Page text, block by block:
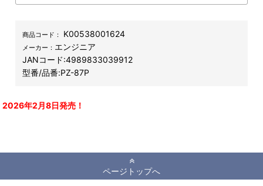
商品コード： K00538001624
メーカー： エンジニア
JANコード:4989833039912
型番/品番:PZ-87P
2026年2月8日発売！
ページトップへ